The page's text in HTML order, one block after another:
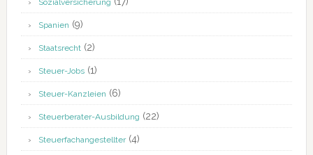
Sozialversicherung
Spanien (9)
Staatsrecht(2)
Steuer-Jobs(1)
Steuer-Kanzleien (6)
Steuerberater-Ausbildung (22)
Steuerfachangestellter(4)